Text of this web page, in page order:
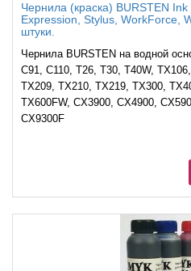
Чернила (краска) BURSTEN
Expression, Stylus, WorkForce,
штуки.
Чернила BURSTEN на водной
C91, C110, T26, T30, T40W,
TX209, TX210, TX219, TX300,
TX600FW, CХ3900, CX4900,
CX9300F